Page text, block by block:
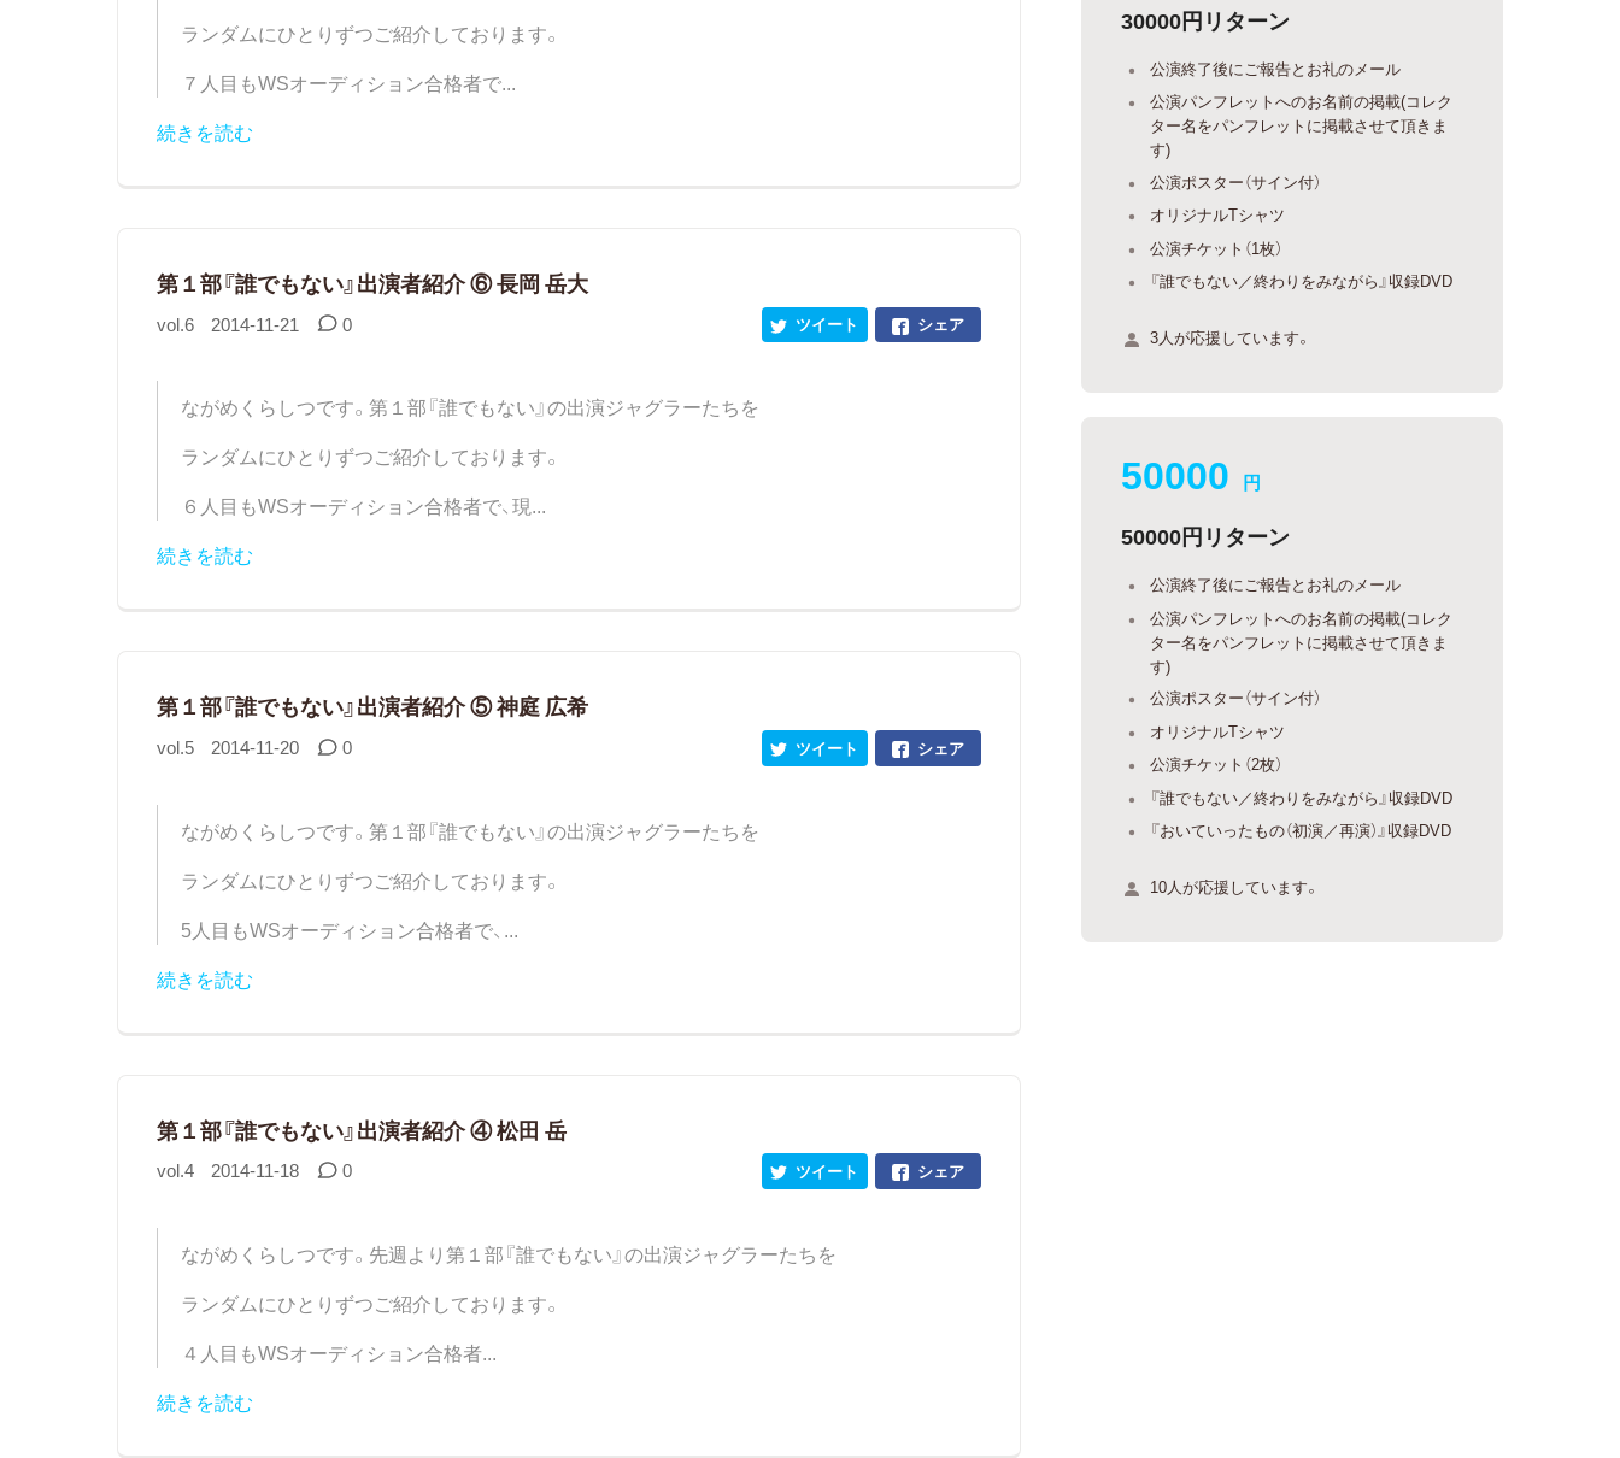
ランダムにひとりずつご紹介しております。
７人目もWSオーディション合格者で...
続きを読む
第１部『誰でもない』出演者紹介 ⑥ 長岡 岳大
vol.6 2014-11-21 0 シェア
ツイート
ながめくらしつです。第１部『誰でもない』の出演ジャグラーたちを
ランダムにひとりずつご紹介しております。
６人目もWSオーディション合格者で、現...
続きを読む
第１部『誰でもない』出演者紹介 ⑤ 神庭 広希
vol.5 2014-11-20 0 シェア
ツイート
ながめくらしつです。第１部『誰でもない』の出演ジャグラーたちを
ランダムにひとりずつご紹介しております。
5人目もWSオーディション合格者で、...
続きを読む
第１部『誰でもない』出演者紹介 ④ 松田 岳
vol.4 2014-11-18 0 シェア
ツイート
ながめくらしつです。先週より第１部『誰でもない』の出演ジャグラーたちを
ランダムにひとりずつご紹介しております。
４人目もWSオーディション合格者...
続きを読む
30000円リターン
公演終了後にご報告とお礼のメール
公演パンフレットへのお名前の掲載(コレク
ター名をパンフレットに掲載させて頂きま
す)
公演ポスター（サイン付）
オリジナルTシャツ
公演チケット（1枚）
『誰でもない／終わりをみながら』収録DVD
3人が応援しています。
50000 円
50000円リターン
公演終了後にご報告とお礼のメール
公演パンフレットへのお名前の掲載(コレク
ター名をパンフレットに掲載させて頂きま
す)
公演ポスター（サイン付）
オリジナルTシャツ
公演チケット（2枚）
『誰でもない／終わりをみながら』収録DVD
『おいていったもの（初演／再演）』収録DVD
10人が応援しています。